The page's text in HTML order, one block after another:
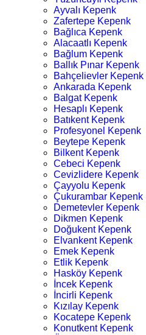
Ayvalı Kepenk
Zafertepe Kepenk
Bağlıca Kepenk
Alacaatlı Kepenk
Bağlum Kepenk
Ballık Pınar Kepenk
Bahçelievler Kepenk
Ankarada Kepenk
Balgat Kepenk
Hesaplı Kepenk
Batıkent Kepenk
Profesyonel Kepenk
Beytepe Kepenk
Bilkent Kepenk
Cebeci Kepenk
Cevizlidere Kepenk
Çayyolu Kepenk
Çukurambar Kepenk
Demetevler Kepenk
Dikmen Kepenk
Doğukent Kepenk
Elvankent Kepenk
Emek Kepenk
Etlik Kepenk
Hasköy Kepenk
İncek Kepenk
İncirli Kepenk
Kızılay Kepenk
Kocatepe Kepenk
Konutkent Kepenk